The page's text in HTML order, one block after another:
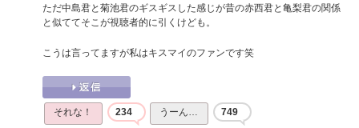
ただ中島君と菊池君のギスギスした感じが昔の赤西君と亀梨君の関係
と似ててそこが視聴者的に引くけども。
こうは言ってますが私はキスマイのファンです笑
それな！ 234 うーん… 749